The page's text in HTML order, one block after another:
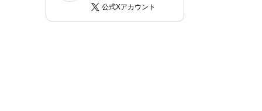
公式Xアカウント